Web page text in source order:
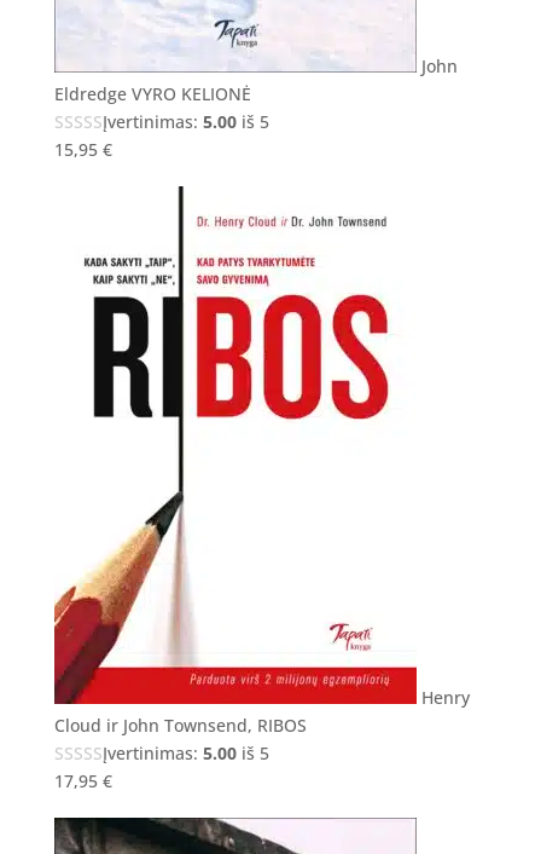
John
Eldredge VYRO KELIONĖ
Įvertinimas: 5.00iš 5
15,95 €
Henry
Cloud ir John Townsend, RIBOS
Įvertinimas: 5.00iš 5
17,95 €